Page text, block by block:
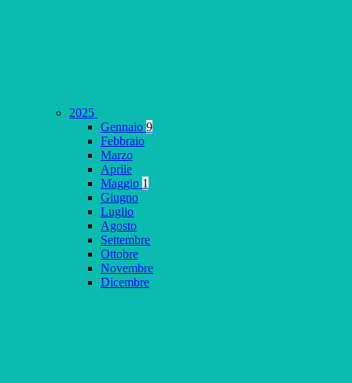
2025
Gennaio 9
Febbraio
Marzo
Aprile
Maggio 1
Giugno
Luglio
Agosto
Settembre
Ottobre
Novembre
Dicembre